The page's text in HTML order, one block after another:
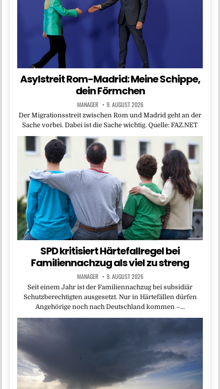
Asylstreit Rom-Madrid: Meine Schippe,
dein Förmchen
MANAGER 9. AUGUST 2026
Der Migrationsstreit zwischen Rom und Madrid geht an der
Sache vorbei. Dabei ist die Sache wichtig. Quelle: FAZ.NET
SPD kritisiert Härtefallregel bei
Familiennachzug als viel zu streng
MANAGER 9. AUGUST 2026
Seit einem Jahr ist der Familiennachzug bei subsidiär
Schutzberechtigten ausgesetzt. Nur in Härtefällen dürfen
Angehörige noch nach Deutschland kommen –…